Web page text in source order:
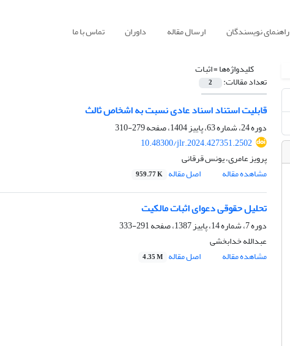
راهنمای نویسندگان ارسال مقاله داوران تماس با ما
کلیدواژه‌ها =اثبات
تعداد مقالات: 2
قابلیت استناد اسناد عادی نسبت به اشخاص ثالث
دوره 24، شماره 63، پاییز 1404، صفحه
279-310
10.48300/jlr.2024.427351.2502
پرویز عامری، یونس قرقانی
مشاهده مقاله
اصل مقاله 959.77 K
تحلیل حقوقی دعوای اثبات مالکیت
دوره 7، شماره 14، پاییز 1387، صفحه
291-333
عبدالله خدابخشی
مشاهده مقاله
اصل مقاله 4.35 M